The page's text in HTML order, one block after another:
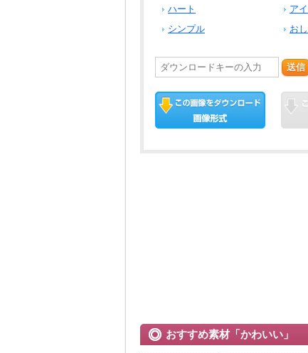
ハート ア
シンプル
お
送信
おすすめ素材「かわいい」